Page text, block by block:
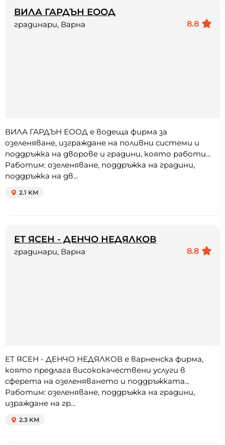
ВИЛА ГАРДЪН ЕООД
8.8
градинари, Варна
ВИЛА ГАРДЪН ЕООД е водеща фирма за
озеленяване, изграждане на поливни системи и
поддръжка на дворове и градини, която работи...
Работим: озеленяване, поддръжка на градини,
поддръжка на дв...
2.1 KM
ЕТ ЯСЕН - ДЕНЧО НЕДЯЛКОВ
8.8
градинари, Варна
ЕТ ЯСЕН - ДЕНЧО НЕДЯЛКОВ е варненска фирма,
която предлага висококачествени услуги в
сферета на озеленяването и поддръжката...
Работим: озеленяване, поддръжка на градини,
израждане на гр...
2.3 KM